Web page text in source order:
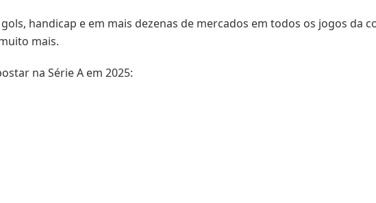
handicap e em mais dezenas de mercados em todos os jogos da
mais.
na Série A em 2025: